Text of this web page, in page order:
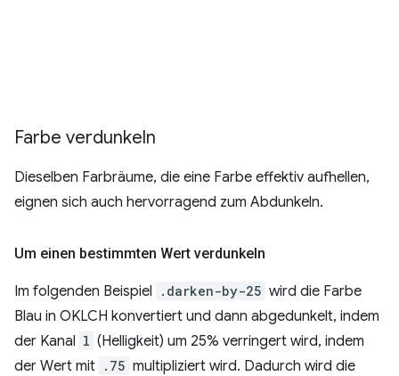
Farbe verdunkeln
Dieselben Farbräume, die eine Farbe effektiv aufhellen,
eignen sich auch hervorragend zum Abdunkeln.
Um einen bestimmten Wert verdunkeln
Im folgenden Beispiel .darken-by-25 wird die Farbe
Blau in OKLCH konvertiert und dann abgedunkelt, indem
der Kanal l (Helligkeit) um 25% verringert wird, indem
der Wert mit .75 multipliziert wird. Dadurch wird die